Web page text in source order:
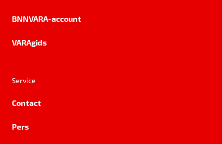
BNNVARA-account
VARAgids
Service
Contact
Pers